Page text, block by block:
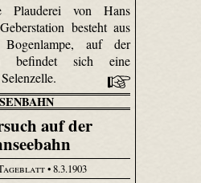
Plauderei von Hans
besteht aus
Bogenlampe, auf der
befindet sich eine
auf der
• 8.3.1903